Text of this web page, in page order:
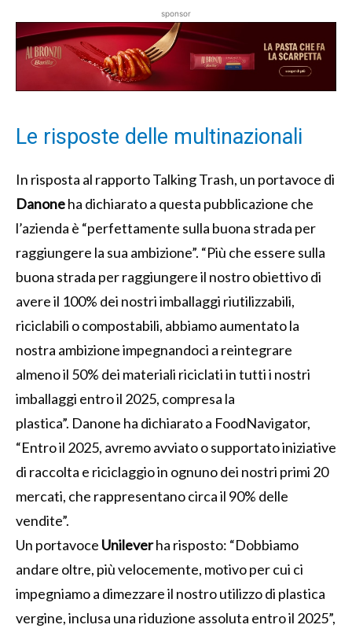
sponsor
Le risposte delle multinazionali
In risposta al rapporto Talking Trash, un portavoce di
Danoneha dichiarato a questa pubblicazione che
l’azienda è “perfettamente sulla buona strada per
raggiungere la sua ambizione”. “Più che essere sulla
buona strada per raggiungere il nostro obiettivo di
avere il 100% dei nostri imballaggi riutilizzabili,
riciclabili o compostabili, abbiamo aumentato la
nostra ambizione impegnandoci a reintegrare
almeno il 50% dei materiali riciclati in tutti i nostri
imballaggi entro il 2025, compresa la
plastica”. Danone ha dichiarato a FoodNavigator,
“Entro il 2025, avremo avviato o supportato iniziative
di raccolta e riciclaggio in ognuno dei nostri primi 20
mercati, che rappresentano circa il 90% delle
vendite”.
Un portavoce Unileverha risposto: “Dobbiamo
andare oltre, più velocemente, motivo per cui ci
impegniamo a dimezzare il nostro utilizzo di plastica
vergine, inclusa una riduzione assoluta entro il 2025”,